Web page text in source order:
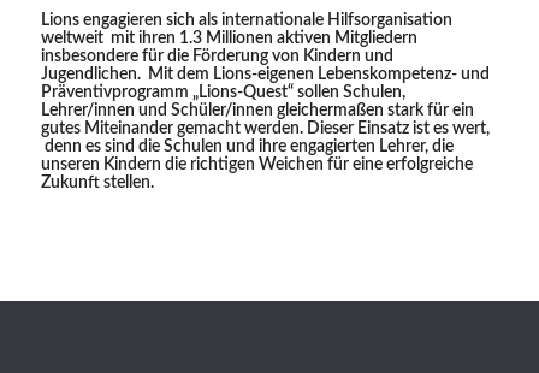
Lions engagieren sich als internationale Hilfsorganisation
weltweit mit ihren 1.3 Millionen aktiven Mitgliedern
insbesondere für die Förderung von Kindern und
Jugendlichen. Mit dem Lions-eigenen Lebenskompetenz- und
Präventivprogramm „Lions-Quest“ sollen Schulen,
Lehrer/innen und Schüler/innen gleichermaßen stark für ein
gutes Miteinander gemacht werden. Dieser Einsatz ist es wert,
denn es sind die Schulen und ihre engagierten Lehrer, die
unseren Kindern die richtigen Weichen für eine erfolgreiche
Zukunft stellen.